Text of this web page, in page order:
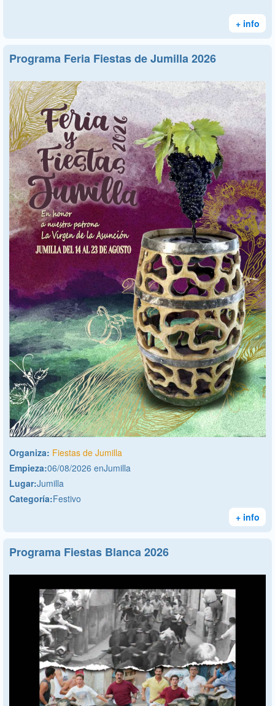
+ info
Programa Feria Fiestas de Jumilla 2026
Organiza: Fiestas de Jumilla
Empieza:06/08/2026 enJumilla
Lugar:Jumilla
Categoría:Festivo
+ info
Programa Fiestas Blanca 2026